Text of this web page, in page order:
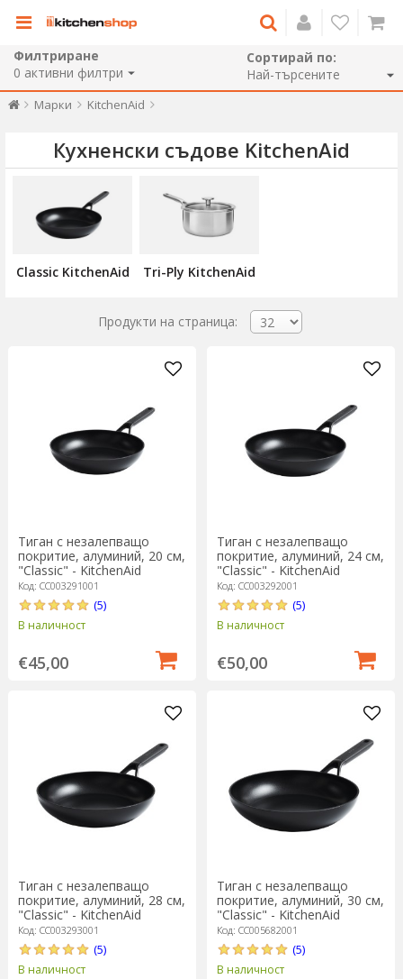
Филтриране
0 активни филтри
Сортирай по:
Марки KitchenAid
Кухненски съдове KitchenAid
Classic KitchenAid Tri-Ply KitchenAid
Продукти на страница:
Тиган с незалепващо
покритие, алуминий, 20 см,
"Classic" - KitchenAid
Код: CC003291001
(5)
В наличност
€45,00
Тиган с незалепващо
покритие, алуминий, 24 см,
"Classic" - KitchenAid
Код: CC003292001
(5)
В наличност
€50,00
Тиган с незалепващо
покритие, алуминий, 28 см,
"Classic" - KitchenAid
Код: CC003293001
(5)
В наличност
Тиган с незалепващо
покритие, алуминий, 30 см,
"Classic" - KitchenAid
Код: CC005682001
(5)
В наличност